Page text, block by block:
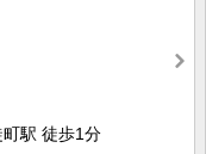
駅 徒歩1分